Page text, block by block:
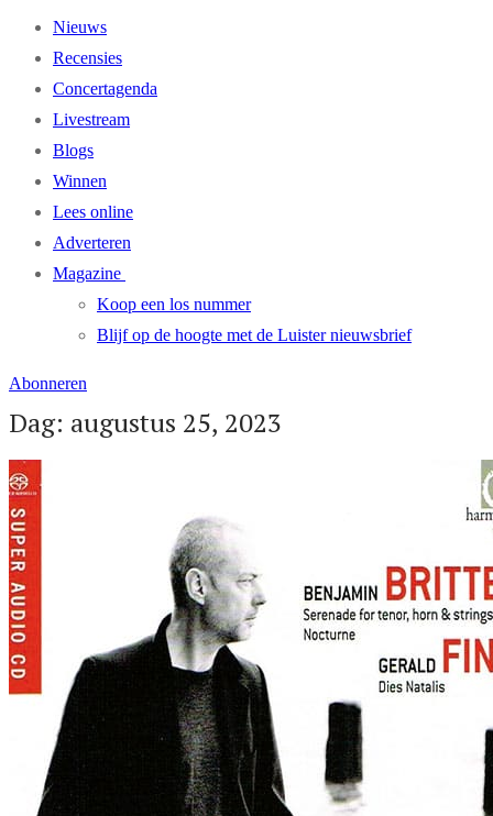
Nieuws
Recensies
Concertagenda
Livestream
Blogs
Winnen
Lees online
Adverteren
Magazine
Koop een los nummer
Blijf op de hoogte met de Luister nieuwsbrief
Abonneren
Dag: augustus 25, 2023